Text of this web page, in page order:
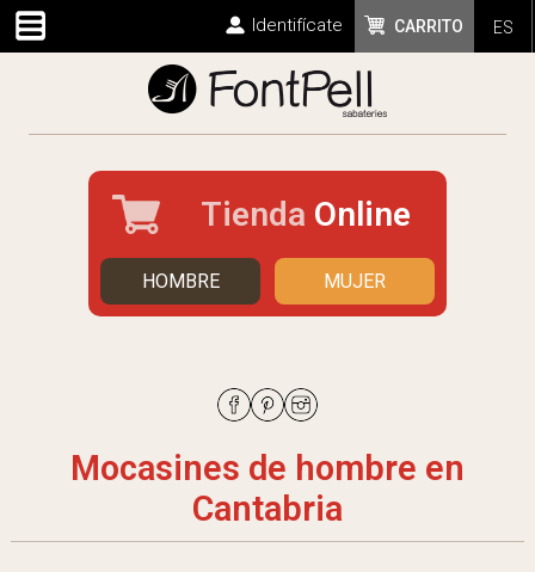
ES
CARRITO
Identifícate
Tienda Online
HOMBRE MUJER
Mocasines de hombre en
Cantabria